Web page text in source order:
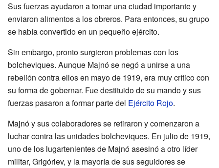
Sus fuerzas ayudaron a tomar una ciudad importante y
enviaron alimentos a los obreros. Para entonces, su grupo
se había convertido en un pequeño ejército.
Sin embargo, pronto surgieron problemas con los
bolcheviques. Aunque Majnó se negó a unirse a una
rebelión contra ellos en mayo de 1919, era muy crítico con
su forma de gobernar. Fue destituido de su mando y sus
fuerzas pasaron a formar parte del Ejército Rojo.
Majnó y sus colaboradores se retiraron y comenzaron a
luchar contra las unidades bolcheviques. En julio de 1919,
uno de los lugartenientes de Majnó asesinó a otro líder
militar, Grigóriev, y la mayoría de sus seguidores se